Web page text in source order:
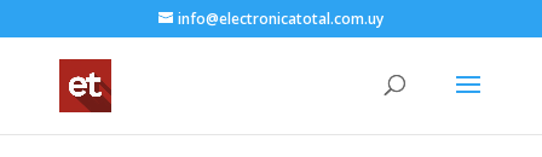
info@electronicatotal.com.uy